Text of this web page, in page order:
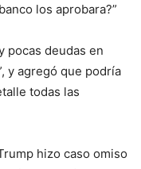
los aprobara?”
pocas deudas en
y agregó que podría
todas las
hizo caso omiso